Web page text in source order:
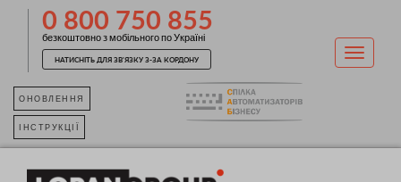
0 800 750 855
безкоштовно з мобільного по Україні
НАТИСНІТЬ ДЛЯ ЗВ'ЯЗКУ З-ЗА КОРДОНУ
ОНОВЛЕННЯ
ІНСТРУКЦІЇ